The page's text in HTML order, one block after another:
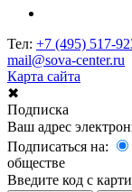
Тел: +7 (495) 517-
mail@sova-center.ru
Карта сайта
✖
Подписка
Ваш адрес
Подписаться на:
обществе
Введите код с